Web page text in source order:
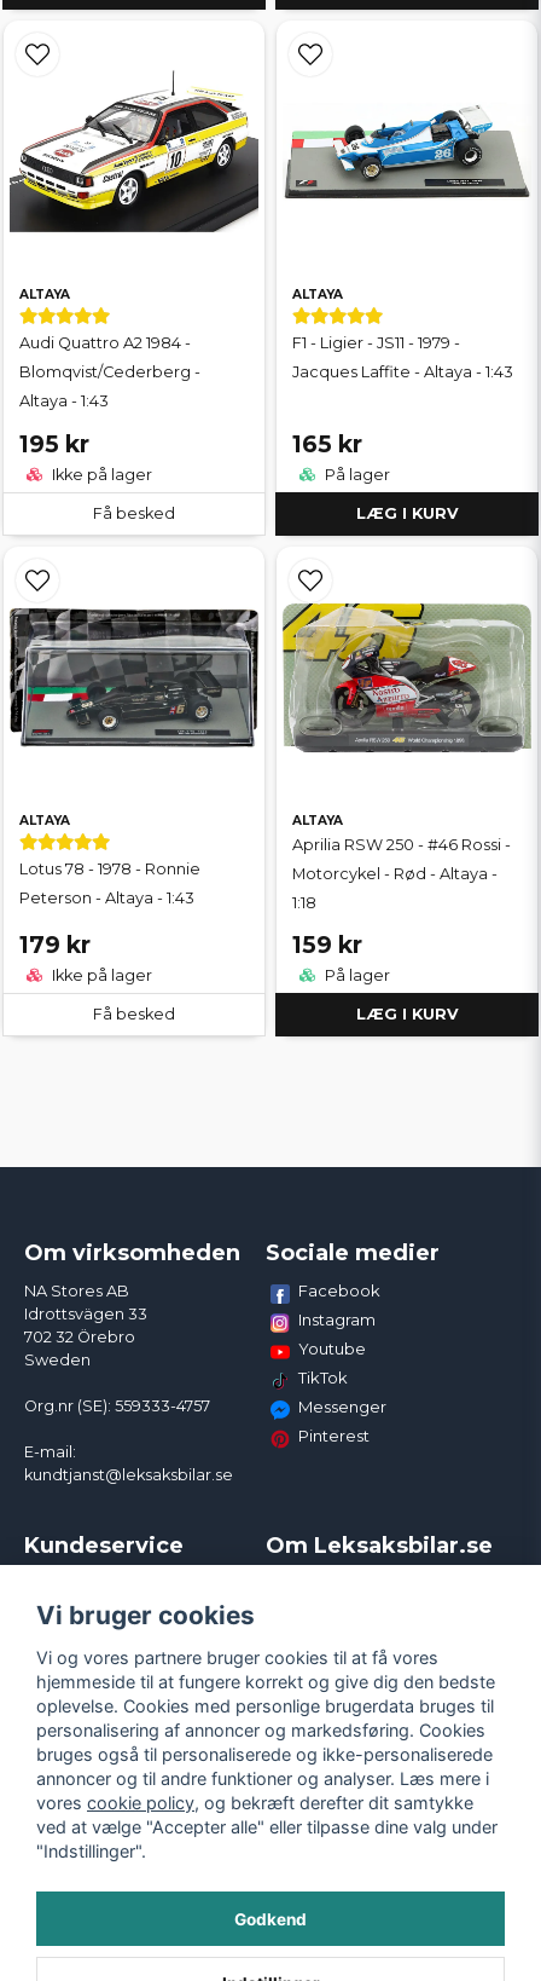
ALTAYA
Audi Quattro A2 1984 -
Blomqvist/Cederberg -
Altaya - 1:43
195 kr
Ikke på lager
Få besked
ALTAYA
F1 - Ligier - JS11 - 1979 -
Jacques Laffite - Altaya - 1:43
165 kr
På lager
LÆG I KURV
ALTAYA
Lotus 78 - 1978 - Ronnie
Peterson - Altaya - 1:43
179 kr
Ikke på lager
Få besked
ALTAYA
Aprilia RSW 250 - #46 Rossi -
Motorcykel - Rød - Altaya -
1:18
159 kr
På lager
LÆG I KURV
Om virksomheden
NA Stores AB
Idrottsvägen 33
702 32 Örebro
Sweden
Org.nr (SE): 559333-4757
E-mail:
kundtjanst@leksaksbilar.se
Sociale medier
Facebook
Instagram
Youtube
TikTok
Messenger
Pinterest
Kundeservice
Kampagner og rabatter
Reklamation
Policy chase cars
Returnera
Logga in
Om Leksaksbilar.se
Handelsbetingelser
Persondatapolitik
Cookies
Vi bruger cookies
Vi og vores partnere bruger cookies til at få vores
hjemmeside til at fungere korrekt og give dig den bedste
oplevelse. Cookies med personlige brugerdata bruges til
personalisering af annoncer og markedsføring. Cookies
bruges også til personaliserede og ikke-personaliserede
annoncer og til andre funktioner og analyser. Læs mere i
vores cookie policy, og bekræft derefter dit samtykke
ved at vælge "Accepter alle" eller tilpasse dine valg under
"Indstillinger".
Godkend